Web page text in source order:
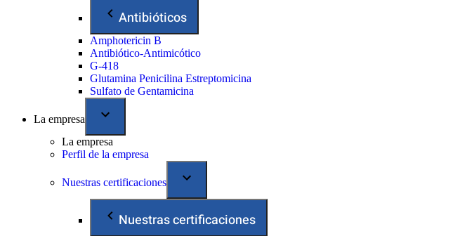
Antibióticos
Amphotericin B
Antibiótico-Antimicótico
G-418
Glutamina Penicilina Estreptomicina
Sulfato de Gentamicina
La empresa
La empresa
Perfil de la empresa
Nuestras certificaciones
Nuestras certificaciones